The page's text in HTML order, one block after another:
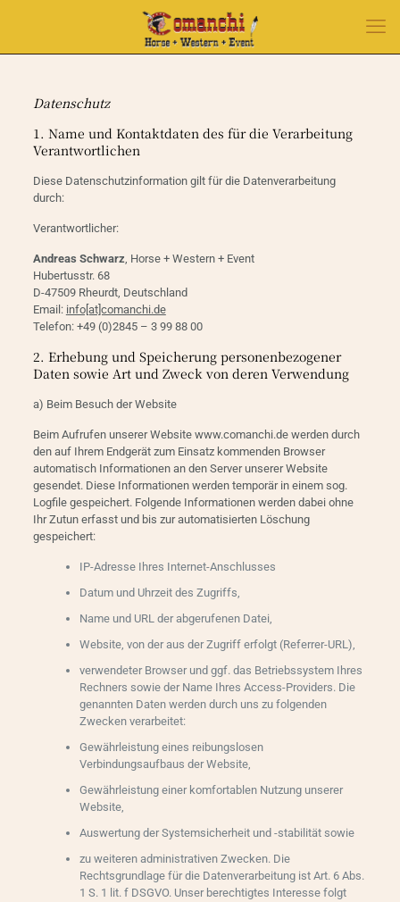
Datenschutz
1. Name und Kontaktdaten des für die Verarbeitung
Verantwortlichen
Diese Datenschutzinformation gilt für die Datenverarbeitung
durch:
Verantwortlicher:
Andreas Schwarz, Horse + Western + Event
Hubertusstr. 68
D-47509 Rheurdt, Deutschland
Email: info[at]comanchi.de
Telefon: +49 (0)2845 – 3 99 88 00
2. Erhebung und Speicherung personenbezogener
Daten sowie Art und Zweck von deren Verwendung
a) Beim Besuch der Website
Beim Aufrufen unserer Website www.comanchi.de werden durch
den auf Ihrem Endgerät zum Einsatz kommenden Browser
automatisch Informationen an den Server unserer Website
gesendet. Diese Informationen werden temporär in einem sog.
Logfile gespeichert. Folgende Informationen werden dabei ohne
Ihr Zutun erfasst und bis zur automatisierten Löschung
gespeichert:
IP-Adresse Ihres Internet-Anschlusses
Datum und Uhrzeit des Zugriffs,
Name und URL der abgerufenen Datei,
Website, von der aus der Zugriff erfolgt (Referrer-URL),
verwendeter Browser und ggf. das Betriebssystem Ihres
Rechners sowie der Name Ihres Access-Providers. Die
genannten Daten werden durch uns zu folgenden
Zwecken verarbeitet:
Gewährleistung eines reibungslosen
Verbindungsaufbaus der Website,
Gewährleistung einer komfortablen Nutzung unserer
Website,
Auswertung der Systemsicherheit und -stabilität sowie
zu weiteren administrativen Zwecken. Die
Rechtsgrundlage für die Datenverarbeitung ist Art. 6 Abs.
1 S. 1 lit. f DSGVO. Unser berechtigtes Interesse folgt